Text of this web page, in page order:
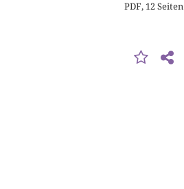
PDF, 12 Seiten